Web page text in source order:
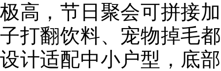
极高，节日聚会可拼接
子打翻饮料、宠物掉毛
设计适配中小户型，底